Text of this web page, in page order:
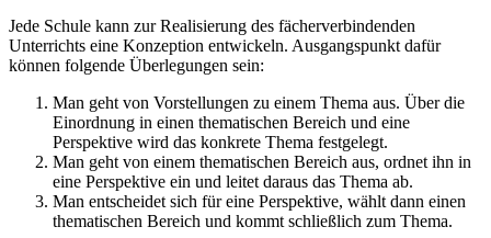
Jede Schule kann zur Realisierung des fächerverbindenden
Unterrichts eine Konzeption entwickeln. Ausgangspunkt dafür
können folgende Überlegungen sein:
Man geht von Vorstellungen zu einem Thema aus. Über die
Einordnung in einen thematischen Bereich und eine
Perspektive wird das konkrete Thema festgelegt.
Man geht von einem thematischen Bereich aus, ordnet ihn in
eine Perspektive ein und leitet daraus das Thema ab.
Man entscheidet sich für eine Perspektive, wählt dann einen
thematischen Bereich und kommt schließlich zum Thema.